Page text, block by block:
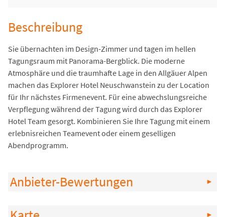
Beschreibung
Sie übernachten im Design-Zimmer und tagen im hellen
Tagungsraum mit Panorama-Bergblick. Die moderne
Atmosphäre und die traumhafte Lage in den Allgäuer Alpen
machen das Explorer Hotel Neuschwanstein zu der Location
für Ihr nächstes Firmenevent. Für eine abwechslungsreiche
Verpflegung während der Tagung wird durch das Explorer
Hotel Team gesorgt. Kombinieren Sie Ihre Tagung mit einem
erlebnisreichen Teamevent oder einem geselligen
Abendprogramm.
Anbieter-Bewertungen